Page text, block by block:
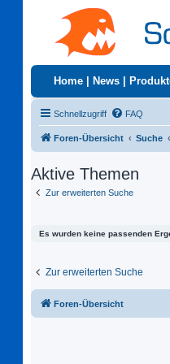
Home News
Schnellzugriff FAQ
Foren-Übersicht Suche
Aktive Themen
Zur erweiterten Suche
Es wurden keine passenden
Zur erweiterten Suche
Foren-Übersicht